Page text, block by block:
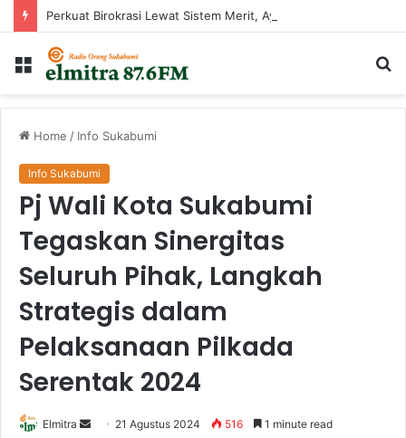
Menu
Home / Info Sukabumi
Info Sukabumi
Pj Wali Kota Sukabumi
Tegaskan Sinergitas
Seluruh Pihak, Langkah
Strategis dalam
Pelaksanaan Pilkada
Serentak 2024
Elmitra
Send 21 Agustus 2024 516 1 minute read